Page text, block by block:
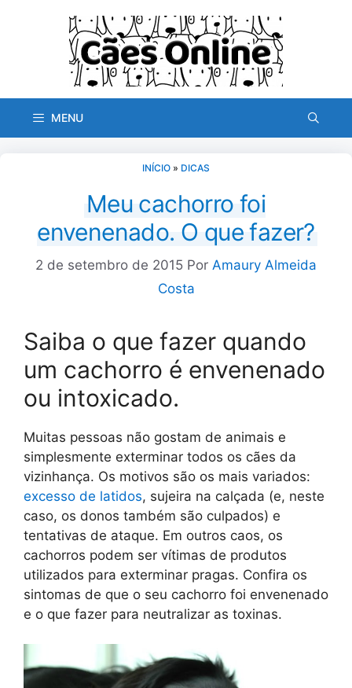
MENU
INÍCIO » DICAS
Meu cachorro foi
envenenado. O que fazer?
2 de setembro de 2015 Por Amaury Almeida
Costa
Saiba o que fazer quando
um cachorro é envenenado
ou intoxicado.
Muitas pessoas não gostam de animais e
simplesmente exterminar todos os cães da
vizinhança. Os motivos são os mais variados:
excesso de latidos, sujeira na calçada (e, neste
caso, os donos também são culpados) e
tentativas de ataque. Em outros caos, os
cachorros podem ser vítimas de produtos
utilizados para exterminar pragas. Confira os
sintomas de que o seu cachorro foi envenenado
e o que fazer para neutralizar as toxinas.